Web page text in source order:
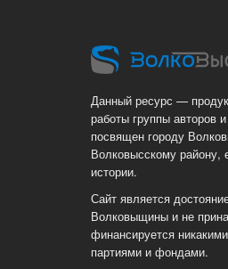
Данный ресурс —
работы группы авторов
посвящен городу
Волковысскому району,
истории.
Сайт является
Волковыщины и не
финансируется
партиями и фондами.